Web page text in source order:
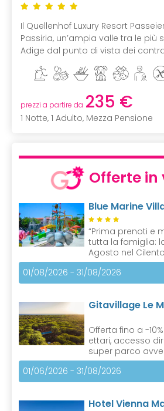
Il Quellenhof Luxury Resort
Passiria, un’ampia valle tra le più
Adige dal punto di vista dei
prezzi a partire da 235 €
1 Notte, 1 Adulto, Mezza Pensione
Offerte in
Blue Marine
“Prima prenoti e
tutta la famiglia:
Agosto nel
01/08/2026 - 31/08/2026
Gitavillage Le
Offerta fino a -
ettari, accesso
super parco
01/06/2026 - 31/08/2026
Hotel Vienna